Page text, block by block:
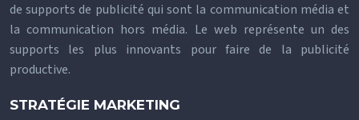
de supports de publicité qui sont la communication média et
la communication hors média. Le web représente un des
supports les plus innovants pour faire de la publicité
productive.
STRATÉGIE MARKETING